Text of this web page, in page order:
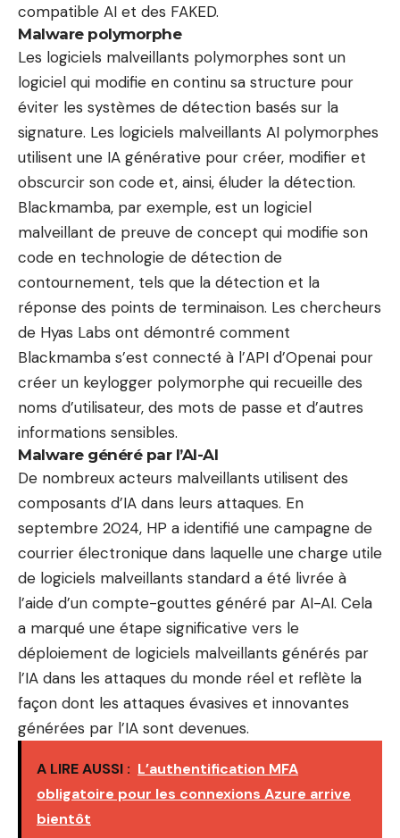
compatible AI et des FAKED.
Malware polymorphe
Les logiciels malveillants polymorphes sont un
logiciel qui modifie en continu sa structure pour
éviter les systèmes de détection basés sur la
signature. Les logiciels malveillants AI polymorphes
utilisent une IA générative pour créer, modifier et
obscurcir son code et, ainsi, éluder la détection.
Blackmamba, par exemple, est un logiciel
malveillant de preuve de concept qui modifie son
code en technologie de détection de
contournement, tels que la détection et la
réponse des points de terminaison. Les chercheurs
de Hyas Labs ont démontré comment
Blackmamba s’est connecté à l’API d’Openai pour
créer un keylogger polymorphe qui recueille des
noms d’utilisateur, des mots de passe et d’autres
informations sensibles.
Malware généré par l’AI-AI
De nombreux acteurs malveillants utilisent des
composants d’IA dans leurs attaques. En
septembre 2024, HP a identifié une campagne de
courrier électronique dans laquelle une charge utile
de logiciels malveillants standard a été livrée à
l’aide d’un compte-gouttes généré par AI-AI. Cela
a marqué une étape significative vers le
déploiement de logiciels malveillants générés par
l’IA dans les attaques du monde réel et reflète la
façon dont les attaques évasives et innovantes
générées par l’IA sont devenues.
A LIRE AUSSI : L’authentification MFA
obligatoire pour les connexions Azure arrive
bientôt